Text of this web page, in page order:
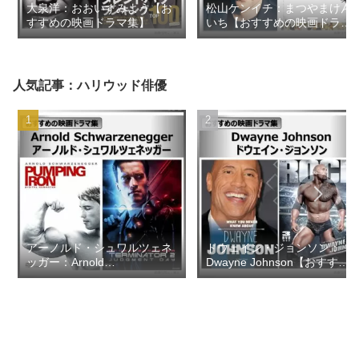
大泉洋：おおいずみよう【お
すすめの映画ドラマ集】
松山ケンイチ：まつやまけん
いち【おすすめの映画ドラマ
集】
人気記事：ハリウッド俳優
アーノルド・シュワルツェネ
ッガー：Arnold
Schwarzenegger【おすすめ
ドウェイン・ジョンソン：
Dwayne Johnson【おすすめ
の映画ドラマ集】